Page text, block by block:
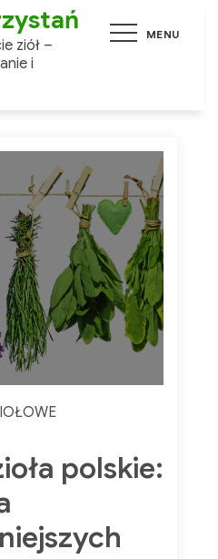
MENU
ziół –
i
polskie: